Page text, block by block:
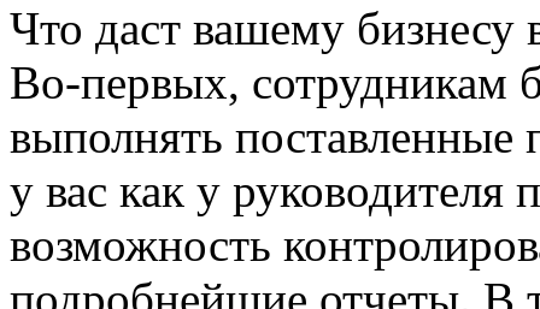
Что даст вашему
Во-первых, сотрудникам
выполнять
у вас как у руководителя
возможность
подробнейшие отчеты. В